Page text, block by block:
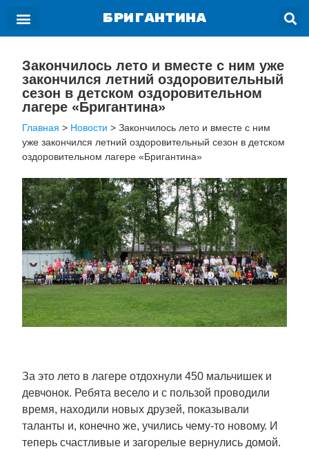
БРИГАНТИНА
Закончилось лето и вместе с ним уже
закончился летний оздоровительный
сезон в детском оздоровительном
лагере «Бригантина»
Главная > Новости > Закончилось лето и вместе с ним
уже закончился летний оздоровительный сезон в детском
оздоровительном лагере «Бригантина»
За это лето в лагере отдохнули 450 мальчишек и
девчонок. Ребята весело и с пользой проводили
время, находили новых друзей, показывали
таланты и, конечно же, учились чему-то новому. И
теперь счастливые и загорелые вернулись домой.